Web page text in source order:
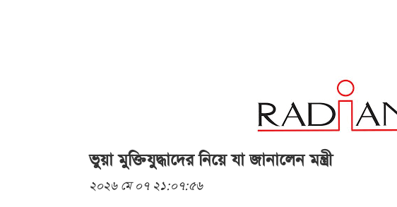
ভুয়া মুক্তিযুদ্ধাদের নিয়ে যা জানালেন মন্ত্রী
২০২৬ মে ০৭ ২১:০৭:৫৬